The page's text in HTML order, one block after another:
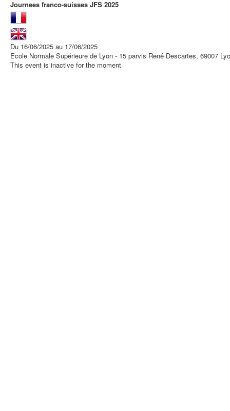
Journees franco-suisses JFS 2025
Du 16/06/2025 au 17/06/2025
Ecole Normale Supérieure de Lyon - 15 parvis René Descartes, 69007
This event is inactive for the moment